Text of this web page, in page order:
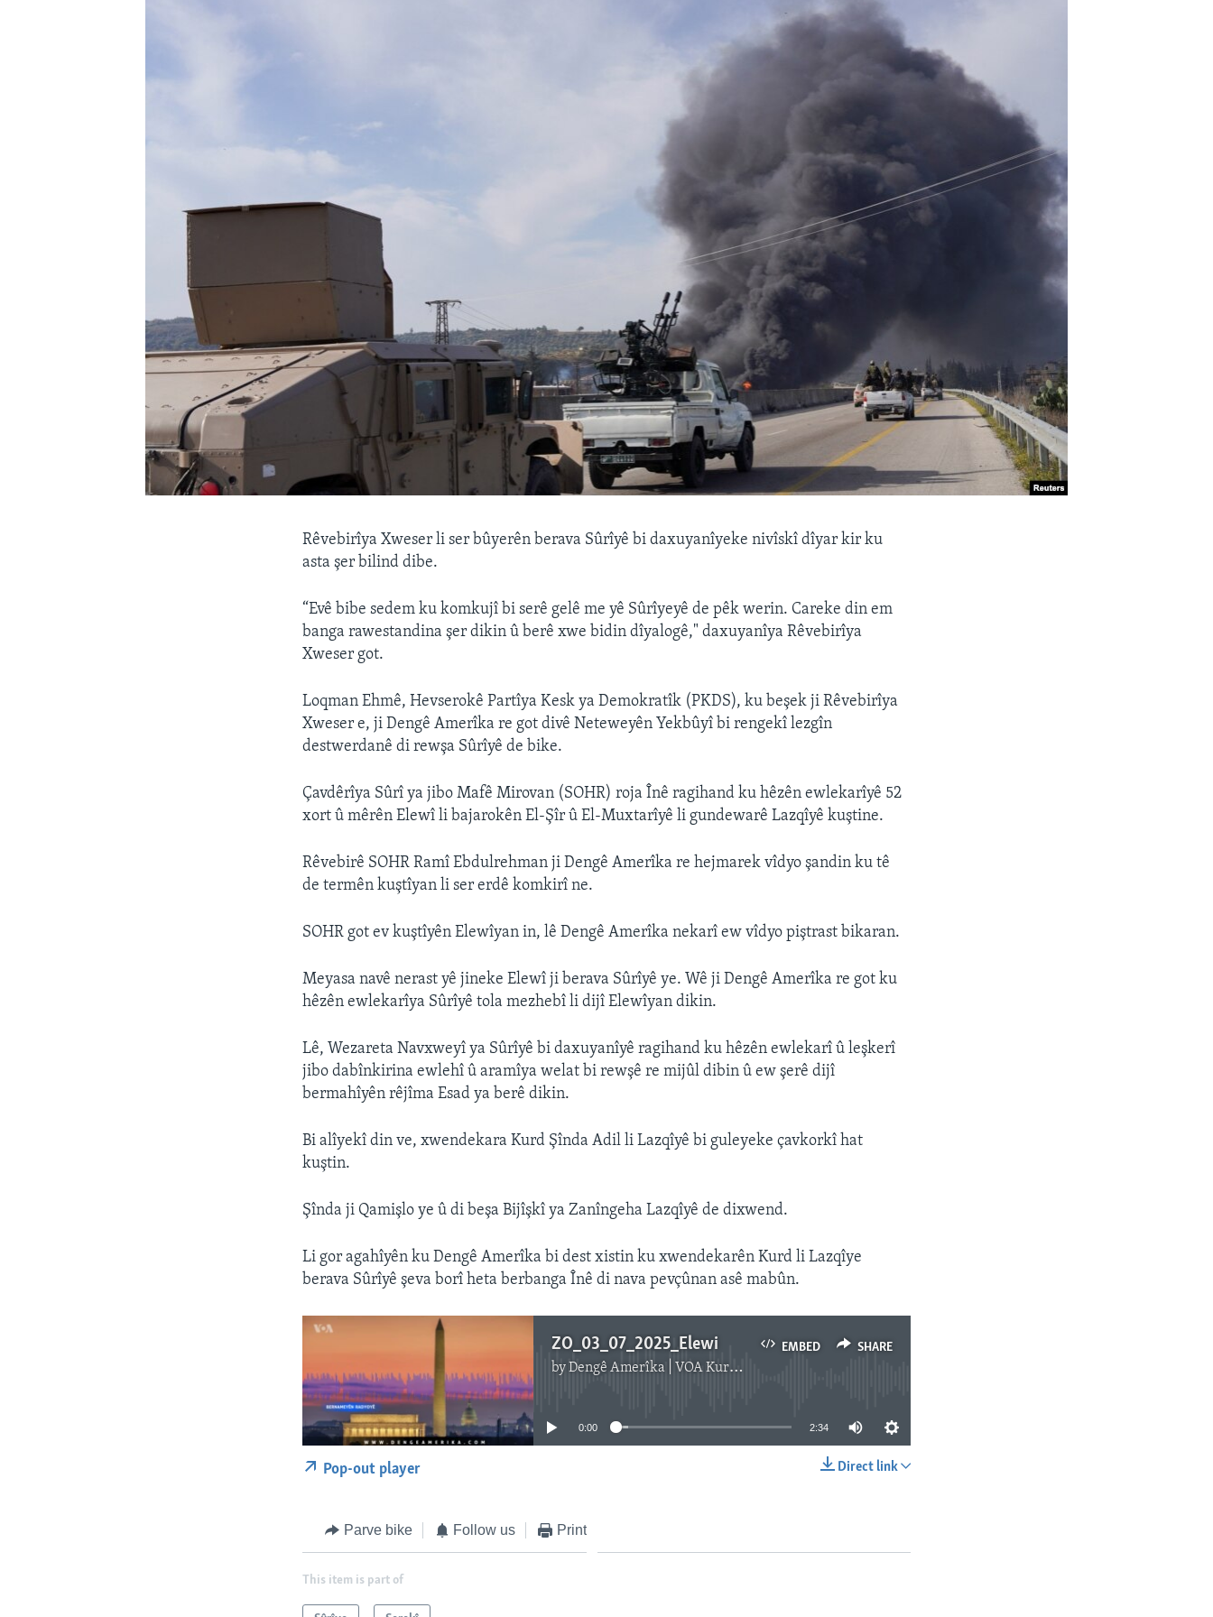
Rêvebirîya Xweser li ser bûyerên berava Sûrîyê bi daxuyanîyeke nivîskî dîyar kir ku
asta şer bilind dibe.
“Evê bibe sedem ku komkujî bi serê gelê me yê Sûrîyeyê de pêk werin. Careke din em
banga rawestandina şer dikin û berê xwe bidin dîyalogê," daxuyanîya Rêvebirîya
Xweser got.
Loqman Ehmê, Hevserokê Partîya Kesk ya Demokratîk (PKDS), ku beşek ji Rêvebirîya
Xweser e, ji Dengê Amerîka re got divê Neteweyên Yekbûyî bi rengekî lezgîn
destwerdanê di rewşa Sûrîyê de bike.
Çavdêrîya Sûrî ya jibo Mafê Mirovan (SOHR) roja Înê ragihand ku hêzên ewlekarîyê 52
xort û mêrên Elewî li bajarokên El-Şîr û El-Muxtarîyê li gundewarê Lazqîyê kuştine.
Rêvebirê SOHR Ramî Ebdulrehman ji Dengê Amerîka re hejmarek vîdyo şandin ku tê
de termên kuştîyan li ser erdê komkirî ne.
SOHR got ev kuştîyên Elewîyan in, lê Dengê Amerîka nekarî ew vîdyo piştrast bikaran.
Meyasa navê nerast yê jineke Elewî ji berava Sûrîyê ye. Wê ji Dengê Amerîka re got ku
hêzên ewlekarîya Sûrîyê tola mezhebî li dijî Elewîyan dikin.
Lê, Wezareta Navxweyî ya Sûrîyê bi daxuyanîyê ragihand ku hêzên ewlekarî û leşkerî
jibo dabînkirina ewlehî û aramîya welat bi rewşê re mijûl dibin û ew şerê dijî
bermahîyên rêjîma Esad ya berê dikin.
Bi alîyekî din ve, xwendekara Kurd Şînda Adil li Lazqîyê bi guleyeke çavkorkî hat
kuştin.
Şînda ji Qamişlo ye û di beşa Bijîşkî ya Zanîngeha Lazqîyê de dixwend.
Li gor agahîyên ku Dengê Amerîka bi dest xistin ku xwendekarên Kurd li Lazqîye
berava Sûrîyê şeva borî heta berbanga Înê di nava pevçûnan asê mabûn.
EMBED SHARE
ZO_03_07_2025_Elewi
byDengê Amerîka | VOA Kurmanji
No media source currently available
0:00 2:34
Direct link
Pop-out player
Parve bike Follow us Print
This item is part of